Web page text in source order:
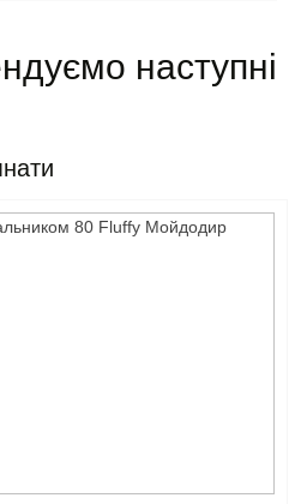
наступні